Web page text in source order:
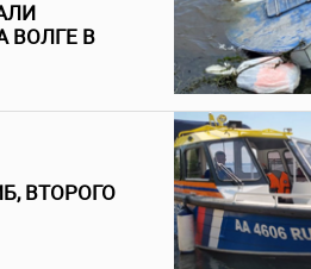
ВОЛГЕ В
ВТОРОГО